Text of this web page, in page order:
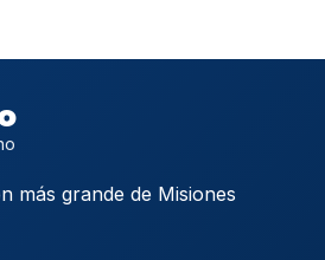
más grande de Misiones